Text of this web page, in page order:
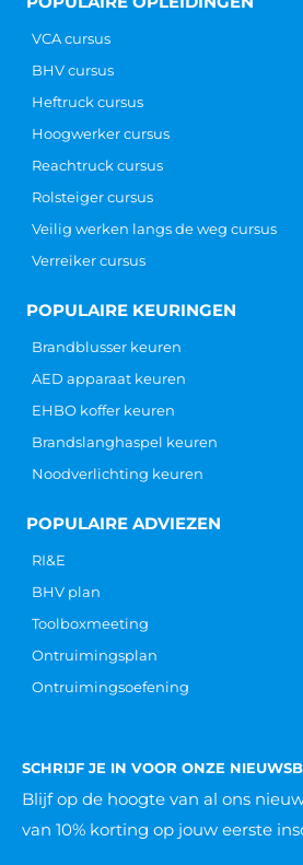
VCA kosten
VCA kosten Wil jij een VCA
verschillende mogelijkheden op
Om het overzichtelijk te maken,
Lees verder »
CONTACT
Hoofdkantoor
Galvanistraat 14-1
6716 AE Ede
info@ARBOcentrum.nl
KVK: 6292 5202
BTW: NL 855 017 193 B01
IBAN: NL 95 INGB 000 680 5479
Fysieke ARBO pas aanvragen